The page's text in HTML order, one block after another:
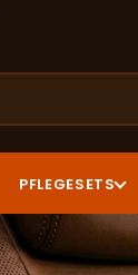
PFLEGESETS